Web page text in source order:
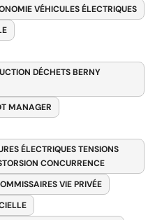
VÉHICULES ÉLECTRIQUES
DÉCHETS BERNY
MANAGER
ÉLECTRIQUES TENSIONS
CONCURRENCE
VIE PRIVÉE